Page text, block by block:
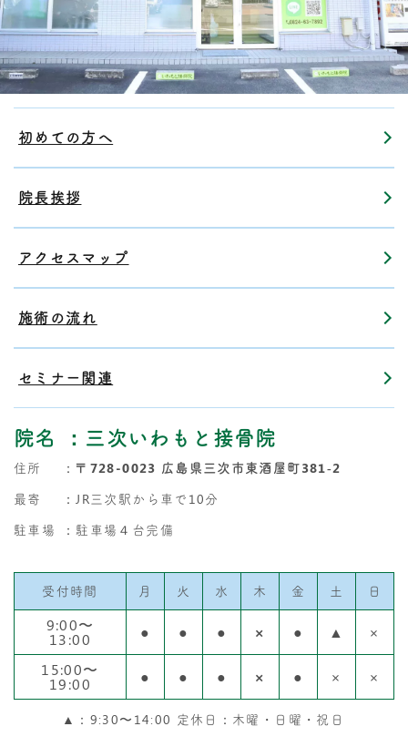
初めての方へ
院長挨拶
アクセスマップ
施術の流れ
セミナー関連
院名 ：三次いわもと接骨院
住所 ： 〒728-0023 広島県三次市東酒屋町381‐2
最寄
：JR三次駅から車で10分
駐車場
：駐車場４台完備
受付時間 月 火 水 木 金 土 日
9:00〜
13:00 ● ● ● × ● ▲
×
15:00〜
19:00 ● ● ● × ● × ×
▲：9:30〜14:00 定休日：木曜・日曜・祝日